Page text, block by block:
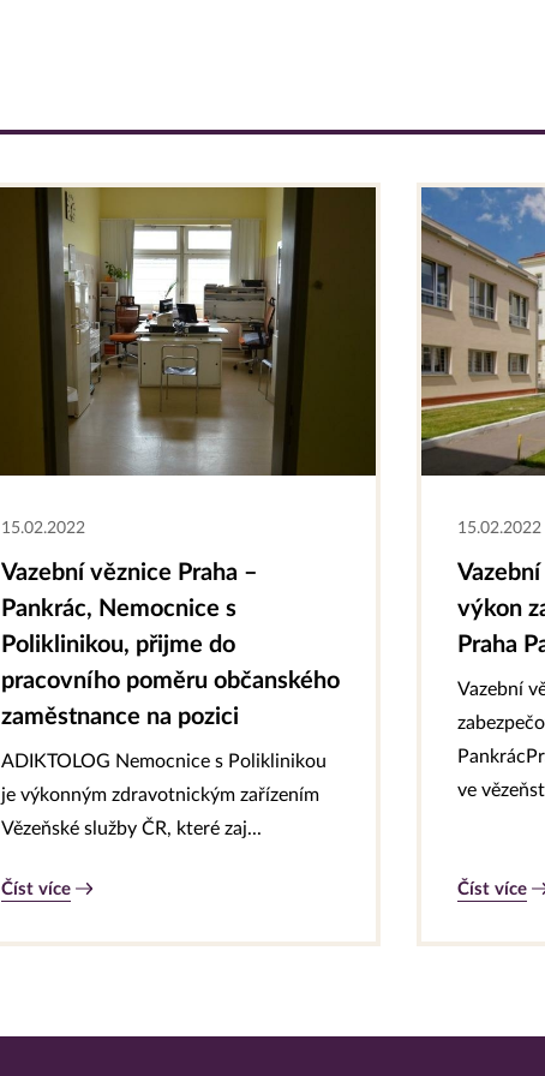
15.02.2022
Vazební věznice Praha –
Pankrác, Nemocnice s
Poliklinikou, přijme do
pracovního poměru občanského
zaměstnance na pozici
ADIKTOLOG Nemocnice s Poliklinikou
je výkonným zdravotnickým zařízením
Vězeňské služby ČR, které zaj...
Číst více
15.02.2022
výkon
Praha
Vazební
ve
Číst více